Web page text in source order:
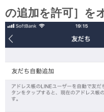
の追加を許可］を